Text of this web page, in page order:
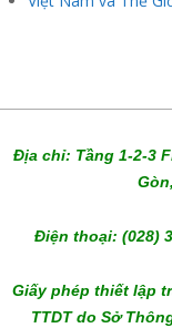
Địa chỉ: Tầng 1-2-3
Điện thoại: (028)
Giấy phép thiết lập
TTDT do Sở